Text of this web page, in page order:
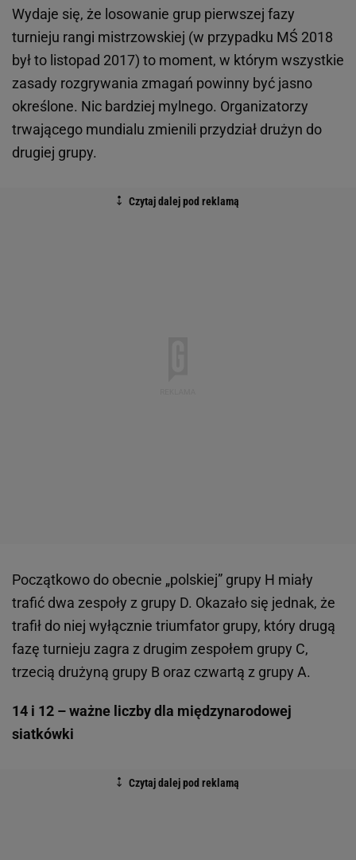
Wydaje się, że losowanie grup pierwszej fazy
turnieju rangi mistrzowskiej (w przypadku MŚ 2018
był to listopad 2017) to moment, w którym wszystkie
zasady rozgrywania zmagań powinny być jasno
określone. Nic bardziej mylnego. Organizatorzy
trwającego mundialu zmienili przydział drużyn do
drugiej grupy.
Początkowo do obecnie „polskiej” grupy H miały
trafić dwa zespoły z grupy D. Okazało się jednak, że
trafił do niej wyłącznie triumfator grupy, który drugą
fazę turnieju zagra z drugim zespołem grupy C,
trzecią drużyną grupy B oraz czwartą z grupy A.
14 i 12 – ważne liczby dla międzynarodowej
siatkówki